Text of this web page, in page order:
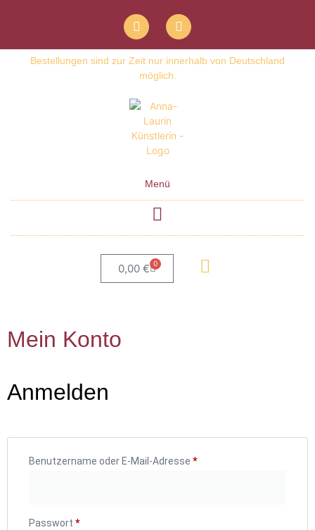
Bestellungen sind zur Zeit nur innerhalb von Deutschland
möglich.
Menü
0,00 € 0
Mein Konto
Anmelden
Benutzername oder E-Mail-Adresse *
Passwort *